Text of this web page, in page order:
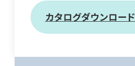
カタログダウンロード